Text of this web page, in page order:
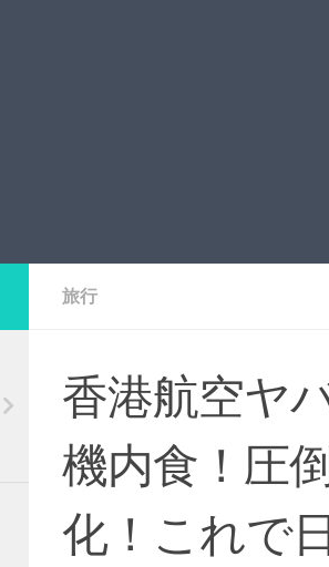
旅行
香港航空ヤ
機内食！圧
化！これで